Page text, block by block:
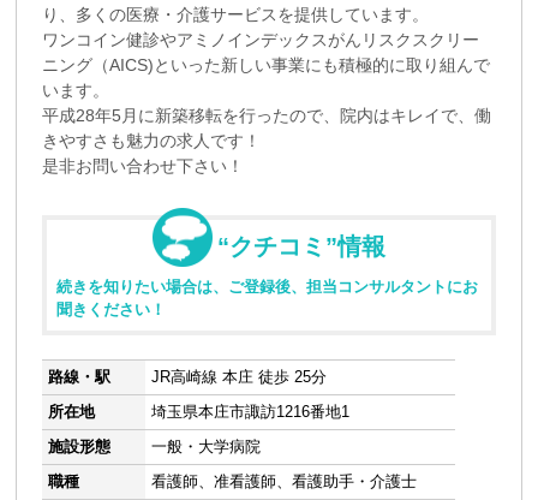
り、多くの医療・介護サービスを提供しています。
ワンコイン健診やアミノインデックスがんリスクスクリー
ニング（AICS)といった新しい事業にも積極的に取り組んで
います。
平成28年5月に新築移転を行ったので、院内はキレイで、働
きやすさも魅力の求人です！
是非お問い合わせ下さい！
“クチコミ”情報
続きを知りたい場合は、ご登録後、担当コンサルタントにお
聞きください！
路線・駅
JR高崎線 本庄 徒歩 25分
所在地
埼玉県本庄市諏訪1216番地1
施設形態
一般・大学病院
職種
看護師、准看護師、看護助手・介護士